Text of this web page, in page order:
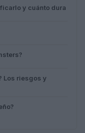
y cuánto dura
Los riesgos y